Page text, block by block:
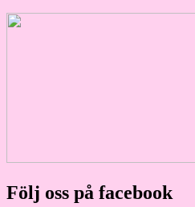
Följ oss på facebook